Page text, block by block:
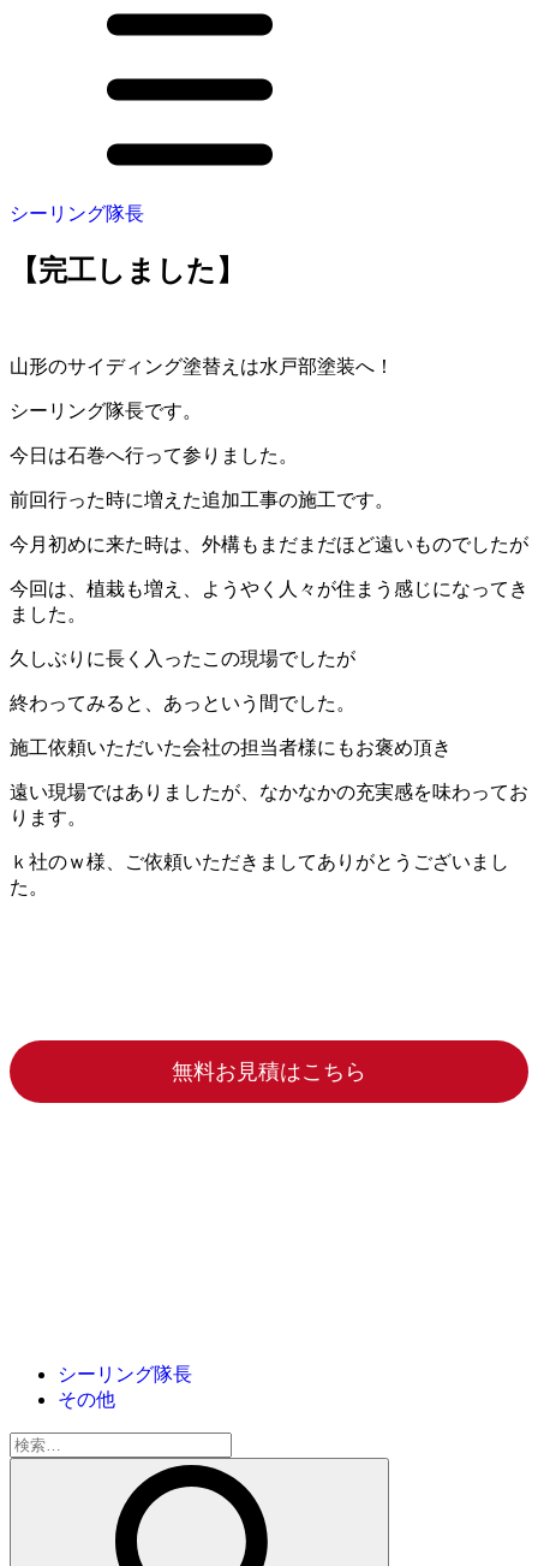
シーリング隊長
【完工しました】
山形のサイディング塗替えは水戸部塗装へ！
シーリング隊長です。
今日は石巻へ行って参りました。
前回行った時に増えた追加工事の施工です。
今月初めに来た時は、外構もまだまだほど遠いものでしたが
今回は、植栽も増え、ようやく人々が住まう感じになってき
ました。
久しぶりに長く入ったこの現場でしたが
終わってみると、あっという間でした。
施工依頼いただいた会社の担当者様にもお褒め頂き
遠い現場ではありましたが、なかなかの充実感を味わってお
ります。
ｋ社のｗ様、ご依頼いただきましてありがとうございまし
た。
無料お見積はこちら
シーリング隊長
その他
検
索: